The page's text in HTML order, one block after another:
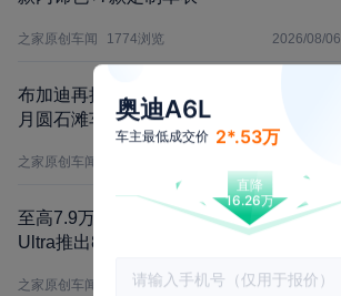
之家原创车闻 1774浏览 2026/08/06
布加迪再推Solitaire定制超跑 W16加持 8
月圆石滩车展首发
之家原创车闻
至高7.9万元购车权益 小米YU7/SU7/SU7
Ultra推出8月购车权益
之家原创车闻 1488浏览 2026/08/06
奥迪A6L
车主最低成交价 2*.53万
直降
16.26万